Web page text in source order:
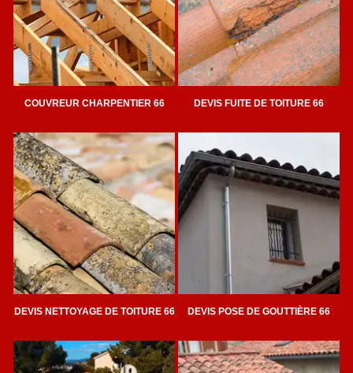
COUVREUR CHARPENTIER 66 DEVIS FUITE DE TOITURE 66
DEVIS NETTOYAGE DE TOITURE 66 DEVIS POSE DE GOUTTIÈRE 66